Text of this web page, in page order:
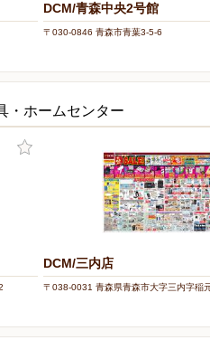
DCM/青森中央2号館
〒030-0846 青森市青葉3-5-6
・ホームセンター
DCM/三内店
〒038-0031 青森県青森市大字三内字稲